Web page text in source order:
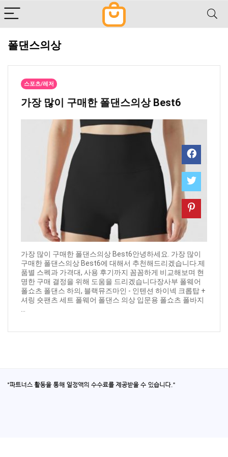
폴댄스의상
스포츠/레저
가장 많이 구매한 폴댄스의상 Best6
가장 많이 구매한 폴댄스의상 Best6안녕하세요. 가장 많이
구매한 폴댄스의상 Best6에 대해서 추천해드리겠습니다.제
품별 스펙과 가격대, 사용 후기까지 꼼꼼하게 비교해보며 현
명한 구매 결정을 위해 도움을 드리겠습니다장사부 폴웨어
폴쇼츠 폴댄스 하의, 블랙뮤즈마인 - 인텐션 하이넥 크롭탑 +
셔링 숏팬츠 세트 폴웨어 폴댄스 의상 입문용 폴쇼츠 폴바지